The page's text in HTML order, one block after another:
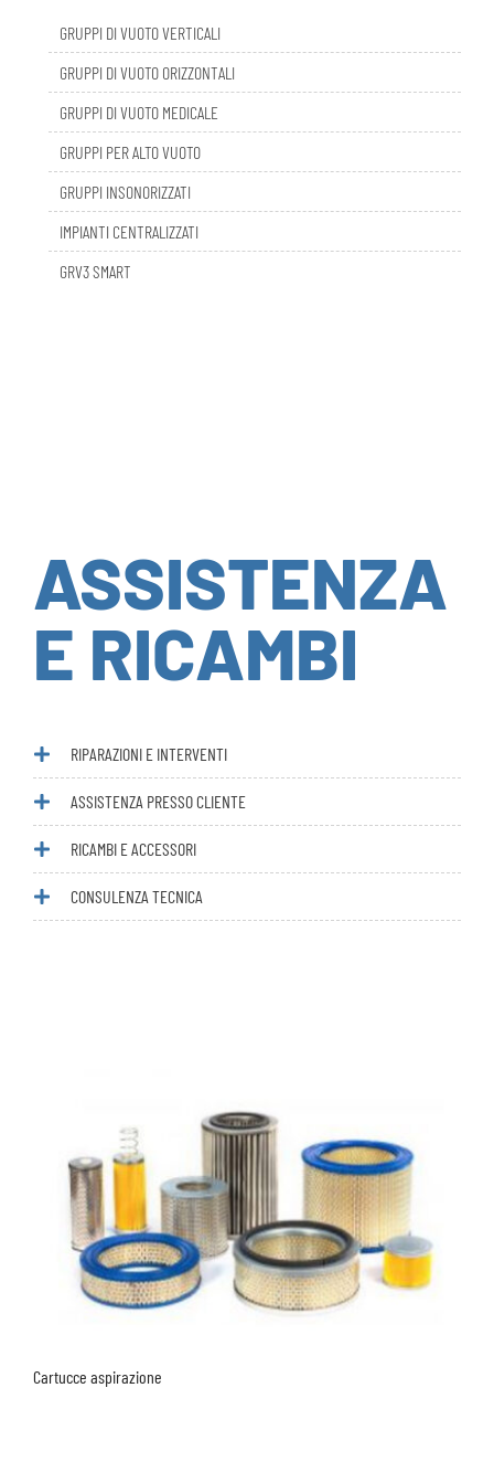
GRUPPI DI VUOTO VERTICALI
GRUPPI DI VUOTO ORIZZONTALI
GRUPPI DI VUOTO MEDICALE
GRUPPI PER ALTO VUOTO
GRUPPI INSONORIZZATI
IMPIANTI CENTRALIZZATI
GRV3 SMART
ASSISTENZA
E RICAMBI
RIPARAZIONI E INTERVENTI
ASSISTENZA PRESSO CLIENTE
RICAMBI E ACCESSORI
CONSULENZA TECNICA
Cartucce aspirazione